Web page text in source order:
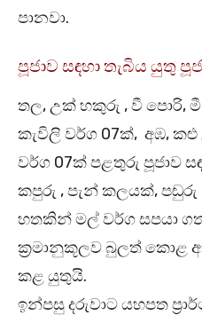
පානවා.
පූජාව සඳහා තැබිය යුතු පූජා
තල, උක් හකුරු , වී පොරි, මී
කැවිලි වර්ග 07ක්, අඹ,
වර්ග 07ක් පළතුරු පූජාව
කපුරු , පැන් කලයක්, පඬුරු
හතකින් මල් වර්ග සපයා
ක්‍රමානුකූලව බුලත් කොළ
කළ යුතුයි.
ඉන්පසු දරුවාට යහපත